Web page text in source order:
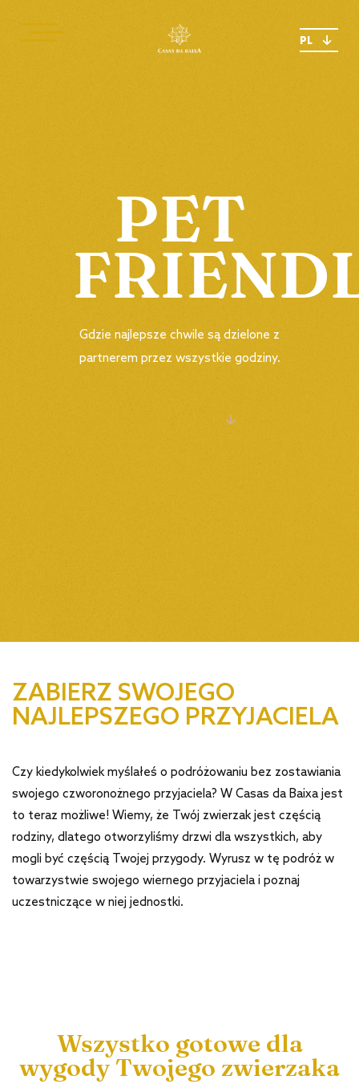
PL
PET
Gdzie najlepsze chwile są dzielone z
partnerem przez wszystkie godziny.
ZABIERZ SWOJEGO
NAJLEPSZEGO PRZYJACIELA
Czy kiedykolwiek myślałeś o podróżowaniu bez zostawiania
swojego czworonożnego przyjaciela? W Casas da Baixa jest
to teraz możliwe! Wiemy, że Twój zwierzak jest częścią
rodziny, dlatego otworzyliśmy drzwi dla wszystkich, aby
mogli być częścią Twojej przygody. Wyrusz w tę podróż w
towarzystwie swojego wiernego przyjaciela i poznaj
uczestniczące w niej jednostki.
Wszystko gotowe dla
wygody Twojego zwierzaka